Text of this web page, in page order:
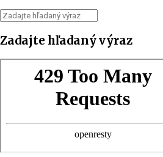
Zadajte hľadaný výraz